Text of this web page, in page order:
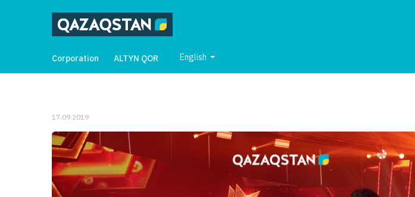
Corporation ALTYN QOR English
17.09.2019